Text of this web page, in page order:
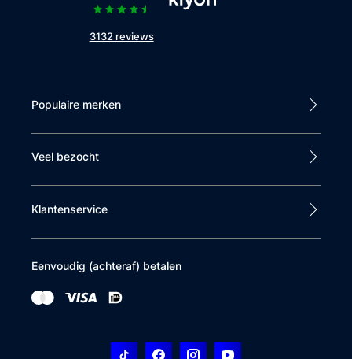
3132 reviews
Populaire merken
Veel bezocht
Klantenservice
Eenvoudig (achteraf) betalen